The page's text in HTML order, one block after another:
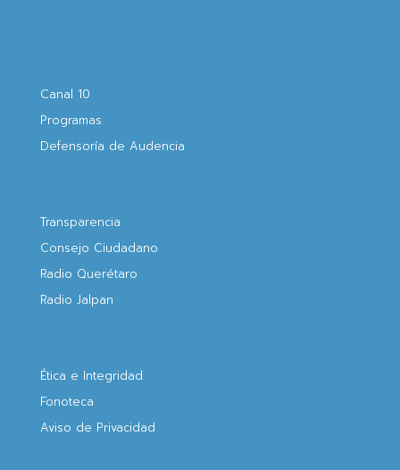
Canal 10
Programas
Defensoría de Audencia
Transparencia
Consejo Ciudadano
Radio Querétaro
Radio Jalpan
Ética e Integridad
Fonoteca
Aviso de Privacidad